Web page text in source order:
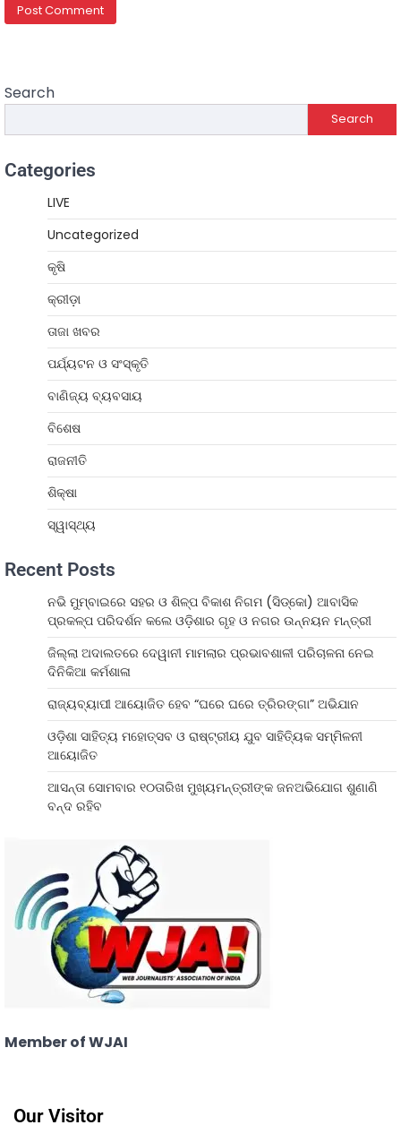
Search
Search
Categories
LIVE
Uncategorized
କୃଷି
କ୍ରୀଡ଼ା
ତାଜା ଖବର
ପର୍ଯ୍ୟଟନ ଓ ସଂସ୍କୃତି
ବାଣିଜ୍ୟ ବ୍ୟବସାୟ
ବିଶେଷ
ରାଜନୀତି
ଶିକ୍ଷା
ସ୍ୱାସ୍ଥ୍ୟ
Recent Posts
ନଭି ମୁମ୍ବାଇରେ ସହର ଓ ଶିଳ୍ପ ବିକାଶ ନିଗମ (ସିଡ୍‌କୋ) ଆବାସିକ
ପ୍ରକଳ୍ପ ପରିଦର୍ଶନ କଲେ ଓଡ଼ିଶାର ଗୃହ ଓ ନଗର ଉନ୍ନୟନ ମନ୍ତ୍ରୀ
ଜିଲ୍ଲା ଅଦାଲତରେ ଦେୱାନୀ ମାମଲାର ପ୍ରଭାବଶାଳୀ ପରିଚାଳନା ନେଇ
ଦିନିକିଆ କର୍ମଶାଳା
ରାଜ୍ୟବ୍ୟାପୀ ଆୟୋଜିତ ହେବ “ଘରେ ଘରେ ତ୍ରିରଙ୍ଗା” ଅଭିଯାନ
ଓଡ଼ିଶା ସାହିତ୍ୟ ମହୋତ୍ସବ ଓ ରାଷ୍ଟ୍ରୀୟ ଯୁବ ସାହିତ୍ୟିକ ସମ୍ମିଳନୀ
ଆୟୋଜିତ
ଆସନ୍ତା ସୋମବାର ୧୦ତାରିଖ ମୁଖ୍ୟମନ୍ତ୍ରୀଙ୍କ ଜନଅଭିଯୋଗ ଶୁଣାଣି
ବନ୍ଦ ରହିବ
Member of WJAI
Our Visitor